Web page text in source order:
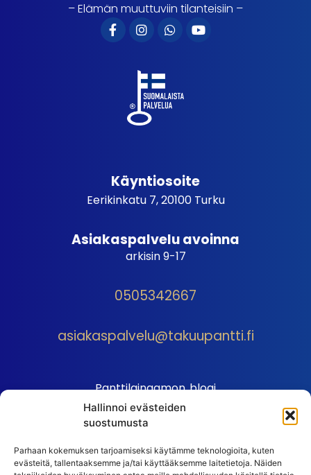
Hallinnoi evästeiden
suostumusta
Parhaan kokemuksen tarjoamiseksi käytämme teknologioita, kuten
evästeitä, tallentaaksemme ja/tai käyttääksemme laitetietoja. Näiden
– Elämän muuttuviin tilanteisiin –
Käyntiosoite
Eerikinkatu 7, 20100 Turku
Asiakaspalvelu avoinna
arkisin 9-17
0505342667
asiakaspalvelu@takuupantti.fi
Panttilainaamon blogi
Palveluhinnasto
Sopimusehdot
Autopantin sopimusehdot